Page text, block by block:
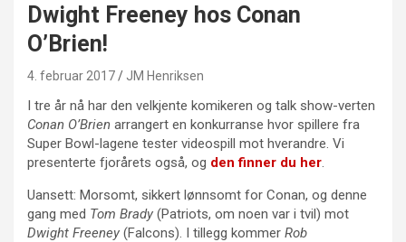
Dwight Freeney hos Conan
O’Brien!
4. februar 2017 JM Henriksen
I tre år nå har den velkjente komikeren og talk show-verten
Conan O’Brien arrangert en konkurranse hvor spillere fra
Super Bowl-lagene tester videospill mot hverandre. Vi
presenterte fjorårets også, og den finner du her
Uansett: Morsomt, sikkert lønnsomt for Conan, og denne
gang med Tom Brady (Patriots, om noen var i tvil) mot
Dwight Freeney (Falcons). I tillegg kommer Rob